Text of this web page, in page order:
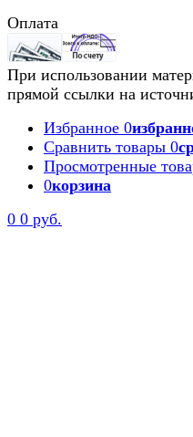
Оплата
При использовании
прямой ссылки на
Избранное 0
Сравнить товары 0
Просмотренные
0корзина
0 0 руб.